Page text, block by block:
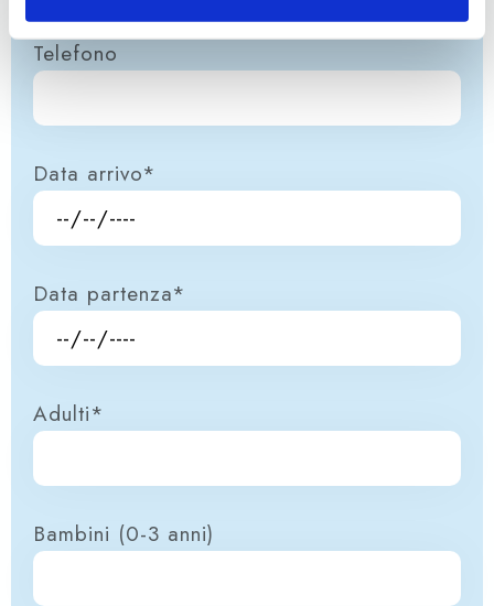
Telefono
Data arrivo*
Data partenza*
Adulti*
Bambini (0-3 anni)